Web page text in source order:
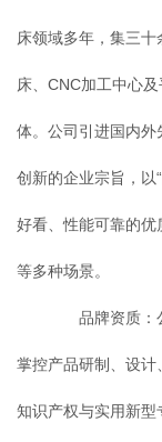
床领域多年，集三
床、CNC加工中心
体。公司引进国内外
创新的企业宗旨，以
好看、性能可靠的
等多种场景。
品牌资质：公
掌控产品研制、设
知识产权与实用新